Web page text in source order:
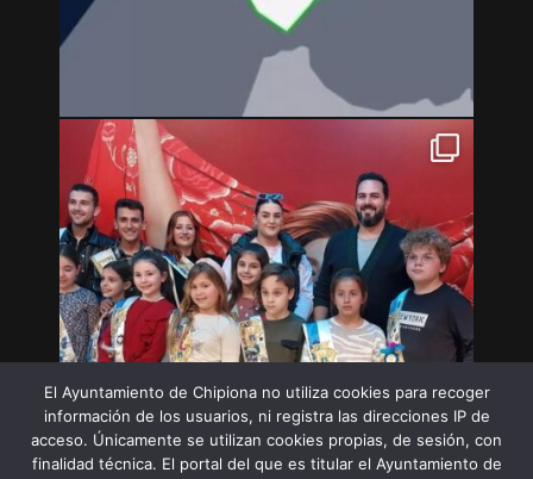
El Ayuntamiento de Chipiona no utiliza cookies para recoger
información de los usuarios, ni registra las direcciones IP de
acceso. Únicamente se utilizan cookies propias, de sesión, con
finalidad técnica. El portal del que es titular el Ayuntamiento de